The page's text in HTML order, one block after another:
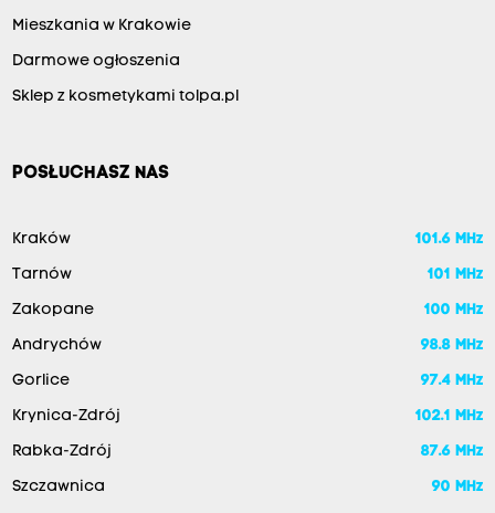
Mieszkania w Krakowie
Darmowe ogłoszenia
Sklep z kosmetykami tolpa.pl
POSŁUCHASZ NAS
Kraków 101.6 MHz
Tarnów 101 MHz
Zakopane 100 MHz
Andrychów 98.8 MHz
Gorlice 97.4 MHz
Krynica-Zdrój 102.1 MHz
Rabka-Zdrój 87.6 MHz
Szczawnica 90 MHz